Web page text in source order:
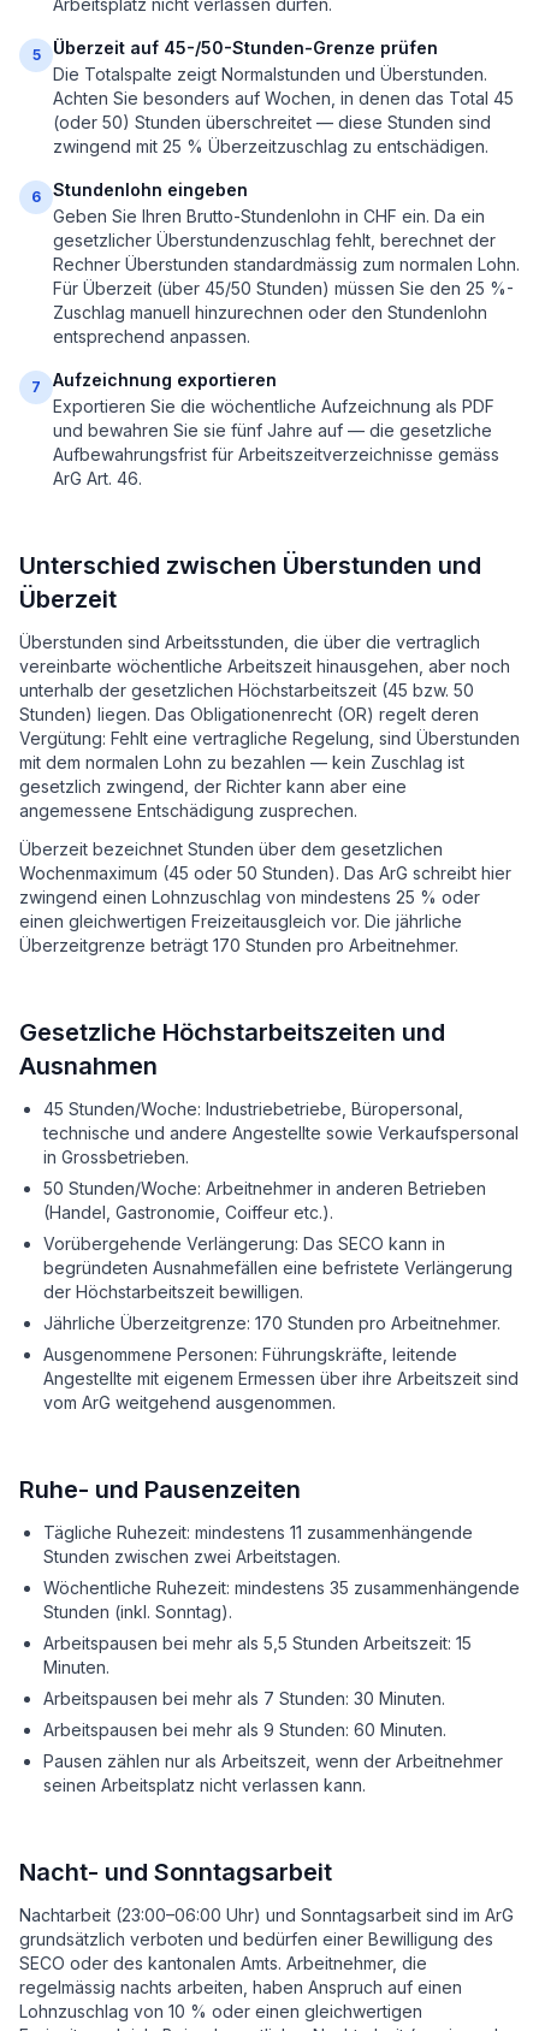
Arbeitsplatz nicht verlassen dürfen.
5
Überzeit auf 45-/50-Stunden-Grenze prüfen
Die Totalspalte zeigt Normalstunden und Überstunden.
Achten Sie besonders auf Wochen, in denen das Total 45
(oder 50) Stunden überschreitet — diese Stunden sind
zwingend mit 25 % Überzeitzuschlag zu entschädigen.
6
Stundenlohn eingeben
Geben Sie Ihren Brutto-Stundenlohn in CHF ein. Da ein
gesetzlicher Überstundenzuschlag fehlt, berechnet der
Rechner Überstunden standardmässig zum normalen Lohn.
Für Überzeit (über 45/50 Stunden) müssen Sie den 25 %-
Zuschlag manuell hinzurechnen oder den Stundenlohn
entsprechend anpassen.
7
Aufzeichnung exportieren
Exportieren Sie die wöchentliche Aufzeichnung als PDF
und bewahren Sie sie fünf Jahre auf — die gesetzliche
Aufbewahrungsfrist für Arbeitszeitverzeichnisse gemäss
ArG Art. 46.
Unterschied zwischen Überstunden und
Überzeit
Überstunden sind Arbeitsstunden, die über die vertraglich
vereinbarte wöchentliche Arbeitszeit hinausgehen, aber noch
unterhalb der gesetzlichen Höchstarbeitszeit (45 bzw. 50
Stunden) liegen. Das Obligationenrecht (OR) regelt deren
Vergütung: Fehlt eine vertragliche Regelung, sind Überstunden
mit dem normalen Lohn zu bezahlen — kein Zuschlag ist
gesetzlich zwingend, der Richter kann aber eine
angemessene Entschädigung zusprechen.
Überzeit bezeichnet Stunden über dem gesetzlichen
Wochenmaximum (45 oder 50 Stunden). Das ArG schreibt hier
zwingend einen Lohnzuschlag von mindestens 25 % oder
einen gleichwertigen Freizeitausgleich vor. Die jährliche
Überzeitgrenze beträgt 170 Stunden pro Arbeitnehmer.
Gesetzliche Höchstarbeitszeiten und
Ausnahmen
45 Stunden/Woche: Industriebetriebe, Büropersonal,
technische und andere Angestellte sowie Verkaufspersonal
in Grossbetrieben.
50 Stunden/Woche: Arbeitnehmer in anderen Betrieben
(Handel, Gastronomie, Coiffeur etc.).
Vorübergehende Verlängerung: Das SECO kann in
begründeten Ausnahmefällen eine befristete Verlängerung
der Höchstarbeitszeit bewilligen.
Jährliche Überzeitgrenze: 170 Stunden pro Arbeitnehmer.
Ausgenommene Personen: Führungskräfte, leitende
Angestellte mit eigenem Ermessen über ihre Arbeitszeit sind
vom ArG weitgehend ausgenommen.
Ruhe- und Pausenzeiten
Tägliche Ruhezeit: mindestens 11 zusammenhängende
Stunden zwischen zwei Arbeitstagen.
Wöchentliche Ruhezeit: mindestens 35 zusammenhängende
Stunden (inkl. Sonntag).
Arbeitspausen bei mehr als 5,5 Stunden Arbeitszeit: 15
Minuten.
Arbeitspausen bei mehr als 7 Stunden: 30 Minuten.
Arbeitspausen bei mehr als 9 Stunden: 60 Minuten.
Pausen zählen nur als Arbeitszeit, wenn der Arbeitnehmer
seinen Arbeitsplatz nicht verlassen kann.
Nacht- und Sonntagsarbeit
Nachtarbeit (23:00–06:00 Uhr) und Sonntagsarbeit sind im ArG
grundsätzlich verboten und bedürfen einer Bewilligung des
SECO oder des kantonalen Amts. Arbeitnehmer, die
regelmässig nachts arbeiten, haben Anspruch auf einen
Lohnzuschlag von 10 % oder einen gleichwertigen